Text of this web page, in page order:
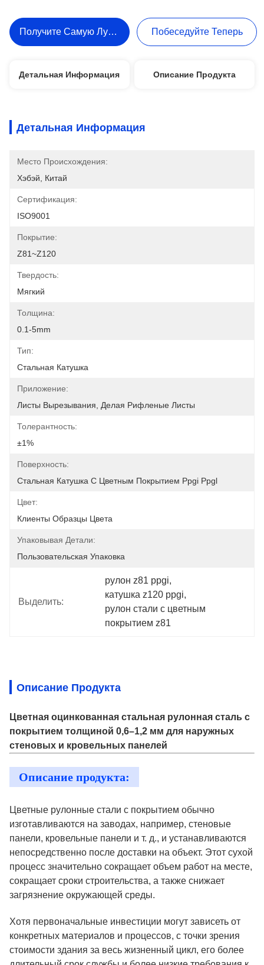
Получите Самую Лучшую Цену Побеседуйте Теперь
Детальная Информация Описание Продукта
Детальная Информация
Место Происхождения:
Хэбэй, Китай
Сертификация:
ISO9001
Покрытие:
Z81~Z120
Твердость:
Мягкий
Толщина:
0.1-5mm
Тип:
Стальная Катушка
Приложение:
Листы Вырезывания, Делая Рифленые Листы
Толерантность:
±1%
Поверхность:
Стальная Катушка С Цветным Покрытием Ppgi Ppgl
Цвет:
Клиенты Образцы Цвета
Упаковывая Детали:
Пользовательская Упаковка
Выделить:
рулон z81 ppgi,
катушка z120 ppgi,
рулон стали с цветным
покрытием z81
Описание Продукта
Цветная оцинкованная стальная рулонная сталь с
покрытием толщиной 0,6–1,2 мм для наружных
стеновых и кровельных панелей
Описание продукта:
Цветные рулонные стали с покрытием обычно
изготавливаются на заводах, например, стеновые
панели, кровельные панели и т. д., и устанавливаются
непосредственно после доставки на объект. Этот сухой
процесс значительно сокращает объем работ на месте,
сокращает сроки строительства, а также снижает
загрязнение окружающей среды.
Хотя первоначальные инвестиции могут зависеть от
конкретных материалов и процессов, с точки зрения
стоимости здания за весь жизненный цикл, его более